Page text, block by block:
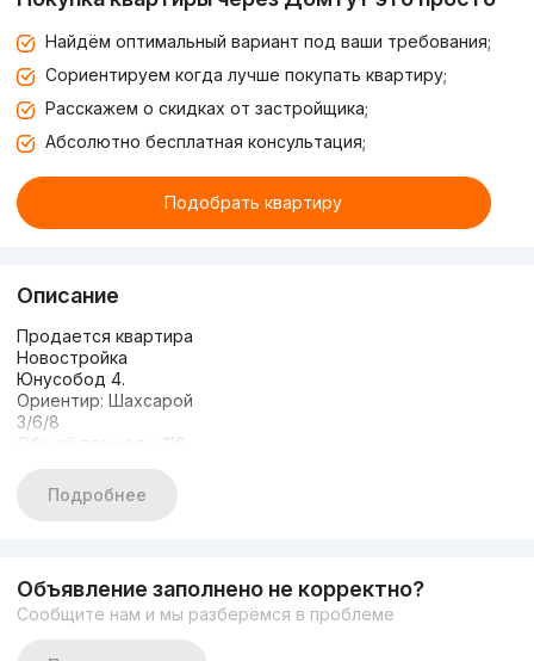
Найдём оптимальный вариант под ваши требования;
Сориентируем когда лучше покупать квартиру;
Расскажем о скидках от застройщика;
Абсолютно бесплатная консультация;
Подобрать квартиру
Описание
Продается квартира
Новостройка
Юнусобод 4.
Ориентир: Шахсарой
3/6/8
Общей площадь: 110
С мебелью техника
Цена: 155.000$
Подробнее
Объявление заполнено не корректно?
Сообщите нам и мы разберёмся в проблеме